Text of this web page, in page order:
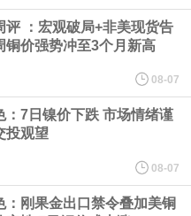
，呈快速增长趋势，并形成多项
年1月31日，公司拥有262项专利权
美元/盎司。
席技术官王兴兴在网上路演时表示，
评 ：宏观破局+非美现货告
铜价强势冲至3个月新高
08-07
：7日镍价下跌 市场情绪谨
投观望
08-07
：刚果金出口禁令叠加美铜